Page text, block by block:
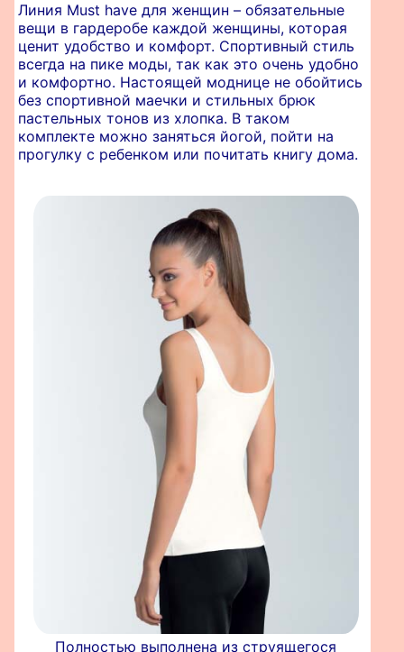
Линия Must have для женщин – обязательные
вещи в гардеробе каждой женщины, которая
ценит удобство и комфорт. Спортивный стиль
всегда на пике моды, так как это очень удобно
и комфортно. Настоящей моднице не обойтись
без спортивной маечки и стильных брюк
пастельных тонов из хлопка. В таком
комплекте можно заняться йогой, пойти на
прогулку с ребенком или почитать книгу дома.
Полностью выполнена из струящегося